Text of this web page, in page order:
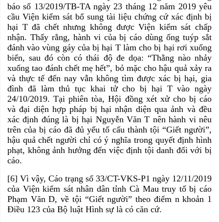
báo số 13/2019/TB-TA ngày 23 tháng 12 năm 2019 yêu
cầu Viện kiểm sát bổ sung tài liệu chứng cứ xác định bị
hại T đã chết nhưng không được Viện kiểm sát chấp
nhận. Thấy rằng, hành vi của bị cáo dùng ống tuýp sắt
đánh vào vùng gáy của bị hại T làm cho bị hại rơi xuống
biển, sau đó còn có thái độ đe dọa: “Thằng nào nhảy
xuống tao đánh chết mẹ hết”, bỏ mặc cho hậu quả xảy ra
và thực tế đến nay vẫn không tìm được xác bị hại, gia
đình đã làm thủ tục khai tử cho bị hại T vào ngày
24/10/2019. Tại phiên tòa, Hội đồng xét xử cho bị cáo
và đại diện hợp pháp bị hại nhận diện qua ảnh và đều
xác định đúng là bị hại Nguyễn Văn T nên hành vi nêu
trên của bị cáo đã đủ yếu tố cấu thành tội “Giết người”,
hậu quả chết người chỉ có ý nghĩa trong quyết định hình
phạt, không ảnh hưởng đến việc định tội danh đối với bị
cáo.
[6] Vì vậy, Cáo trạng số 33/CT-VKS-P1 ngày 12/11/2019
của Viện kiểm sát nhân dân tỉnh Cà Mau truy tố bị cáo
Phạm Văn D, về tội “Giết người” theo điểm n khoản 1
Điều 123 của Bộ luật Hình sự là có căn cứ.